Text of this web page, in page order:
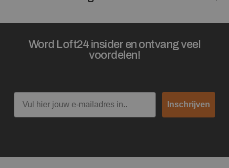
Word Loft24 insider en ontvang veel
voordelen!
Email
Inschrijven